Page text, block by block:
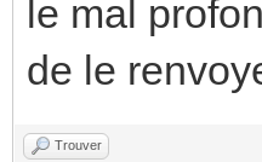
le mal
de le
Trouver